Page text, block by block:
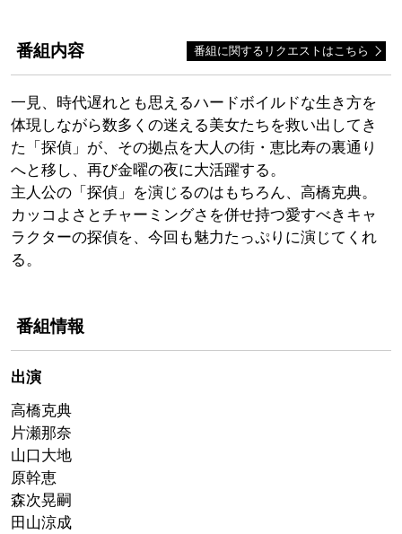
番組内容 番組に関するリクエストはこちら
一見、時代遅れとも思えるハードボイルドな生き方を
体現しながら数多くの迷える美女たちを救い出してき
た「探偵」が、その拠点を大人の街・恵比寿の裏通り
へと移し、再び金曜の夜に大活躍する。
主人公の「探偵」を演じるのはもちろん、高橋克典。
カッコよさとチャーミングさを併せ持つ愛すべきキャ
ラクターの探偵を、今回も魅力たっぷりに演じてくれ
る。
番組情報
出演
高橋克典
片瀬那奈
山口大地
原幹恵
森次晃嗣
田山涼成